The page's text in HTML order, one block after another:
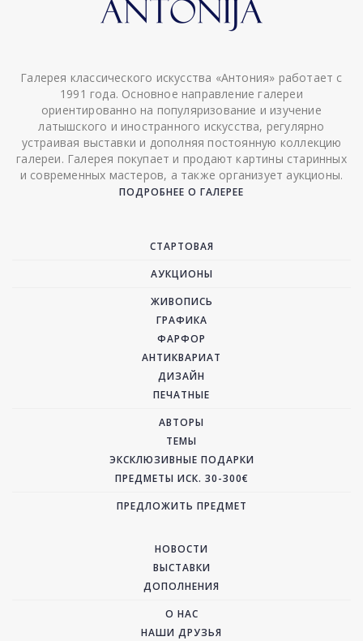
Галерея классического искусства «Антония» работает с
1991 года. Основное направление галереи
ориентированно на популяризование и изучение
латышского и иностранного искусства, регулярно
устраивая выставки и дополняя постоянную коллекцию
галереи. Галерея покупает и продают картины старинных
и современных мастеров, а также организует аукционы.
ПОДРОБНЕЕ О ГАЛЕРЕЕ
СТАРТОВАЯ
АУКЦИОНЫ
ЖИВОПИСЬ
ГРАФИКА
ФАРФОР
АНТИКВАРИАТ
ДИЗАЙН
ПЕЧАТНЫЕ
АВТОРЫ
ТЕМЫ
ЭКСКЛЮЗИВНЫЕ ПОДАРКИ
ПРЕДМЕТЫ ИСК. 30-300€
ПРЕДЛОЖИТЬ ПРЕДМЕТ
НОВОСТИ
ВЫСТАВКИ
ДОПОЛНЕНИЯ
О НАС
НАШИ ДРУЗЬЯ